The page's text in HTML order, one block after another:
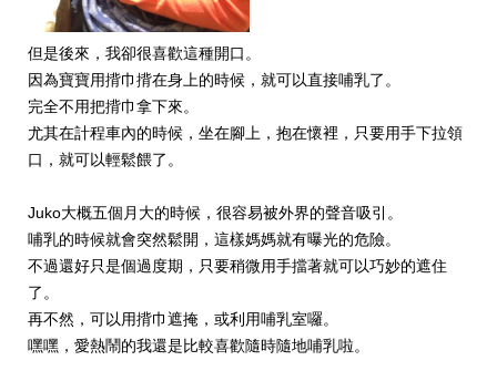
但是後來，我卻很喜歡這種開口。
因為寶寶用揹巾揹在身上的時候，就可以直接哺乳了。
完全不用把揹巾拿下來。
尤其在計程車內的時候，坐在腳上，抱在懷裡，只要用手下拉領
口，就可以輕鬆餵了。
Juko大概五個月大的時候，很容易被外界的聲音吸引。
哺乳的時候就會突然鬆開，這樣媽媽就有曝光的危險。
不過還好只是個過度期，只要稍微用手擋著就可以巧妙的遮住
了。
再不然，可以用揹巾遮掩，或利用哺乳室囉。
嘿嘿，愛熱鬧的我還是比較喜歡隨時隨地哺乳啦。